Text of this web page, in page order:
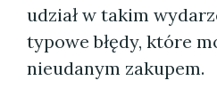
udział w takim
typowe błędy, które
nieudanym zakupem.